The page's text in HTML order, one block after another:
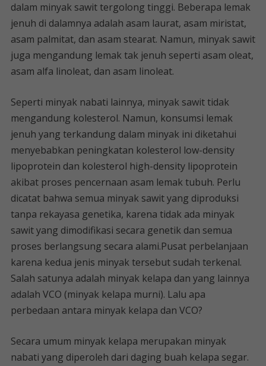
dalam minyak sawit tergolong tinggi. Beberapa lemak
jenuh di dalamnya adalah asam laurat, asam miristat,
asam palmitat, dan asam stearat. Namun, minyak sawit
juga mengandung lemak tak jenuh seperti asam oleat,
asam alfa linoleat, dan asam linoleat.
Seperti minyak nabati lainnya, minyak sawit tidak
mengandung kolesterol. Namun, konsumsi lemak
jenuh yang terkandung dalam minyak ini diketahui
menyebabkan peningkatan kolesterol low-density
lipoprotein dan kolesterol high-density lipoprotein
akibat proses pencernaan asam lemak tubuh. Perlu
dicatat bahwa semua minyak sawit yang diproduksi
tanpa rekayasa genetika, karena tidak ada minyak
sawit yang dimodifikasi secara genetik dan semua
proses berlangsung secara alami.Pusat perbelanjaan
karena kedua jenis minyak tersebut sudah terkenal.
Salah satunya adalah minyak kelapa dan yang lainnya
adalah VCO (minyak kelapa murni). Lalu apa
perbedaan antara minyak kelapa dan VCO?
Secara umum minyak kelapa merupakan minyak
nabati yang diperoleh dari daging buah kelapa segar.